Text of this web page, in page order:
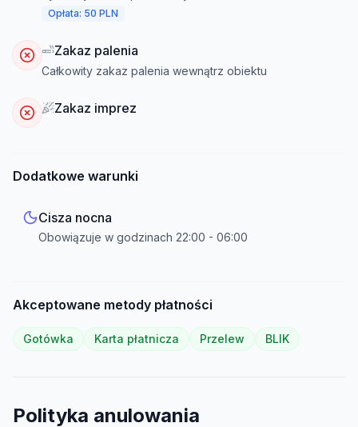
Opłata: 50 PLN
Zakaz palenia
Całkowity zakaz palenia wewnątrz obiektu
Zakaz imprez
Dodatkowe warunki
Cisza nocna
Obowiązuje w godzinach 22:00 - 06:00
Akceptowane metody płatności
Gotówka Karta płatnicza Przelew BLIK
Polityka anulowania